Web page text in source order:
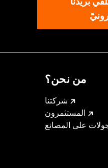
من نحن؟
شركتنا
المستثمرون
على المصانع